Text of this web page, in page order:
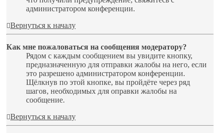
администратором конференции.
Вернуться к началу
Как мне пожаловаться на сообщения модератору?
Рядом с каждым сообщением вы увидите кнопку,
предназначенную для отправки жалобы на него, если
это разрешено администратором конференции.
Щёлкнув по этой кнопке, вы пройдёте через ряд
шагов, необходимых для оправки жалобы на
сообщение.
Вернуться к началу